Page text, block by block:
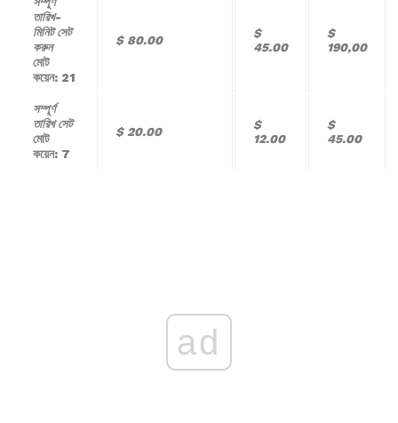
তারিখ-
মিনিট সেট
করুন
মোট
কয়েন: 21
$ 80.00
$
45.00
$
190,00
সম্পূর্ণ
তারিখ সেট
মোট
কয়েন: 7
$ 20.00
$
12.00
$
45.00
ad